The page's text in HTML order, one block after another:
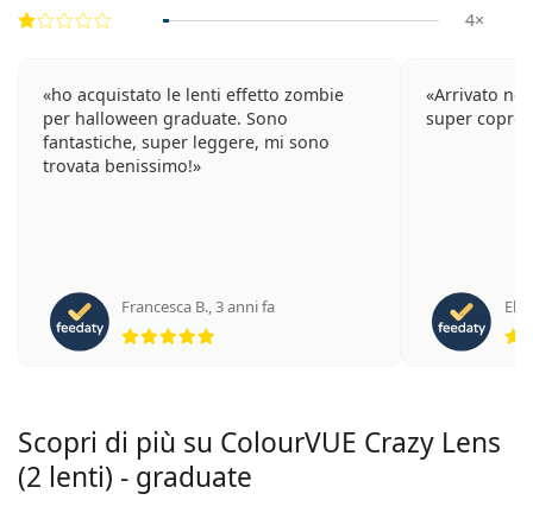
4×
ho acquistato le lenti effetto zombie
per halloween graduate. Sono
fantastiche, super leggere, mi sono
trovata benissimo!
Francesca B.,3 anni fa
Arrivato
super
Scopri di più su ColourVUE Crazy Lens
(2 lenti) - graduate